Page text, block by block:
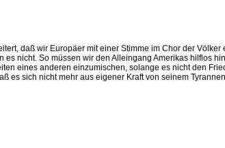
daß wir Europäer mit einer Stimme im Chor der
nicht. So müssen wir den Alleingang Amerikas hilflos
eines anderen einzumischen, solange es nicht den
sich nicht mehr aus eigener Kraft von seinem